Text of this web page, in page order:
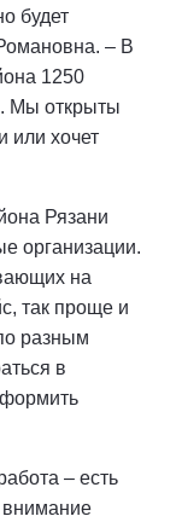
будет
– В
1250
Мы открыты
или хочет
Рязани
организации.
на
так проще и
разным
в
– есть
внимание